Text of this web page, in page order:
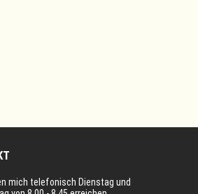
mich telefonisch Dienstag und